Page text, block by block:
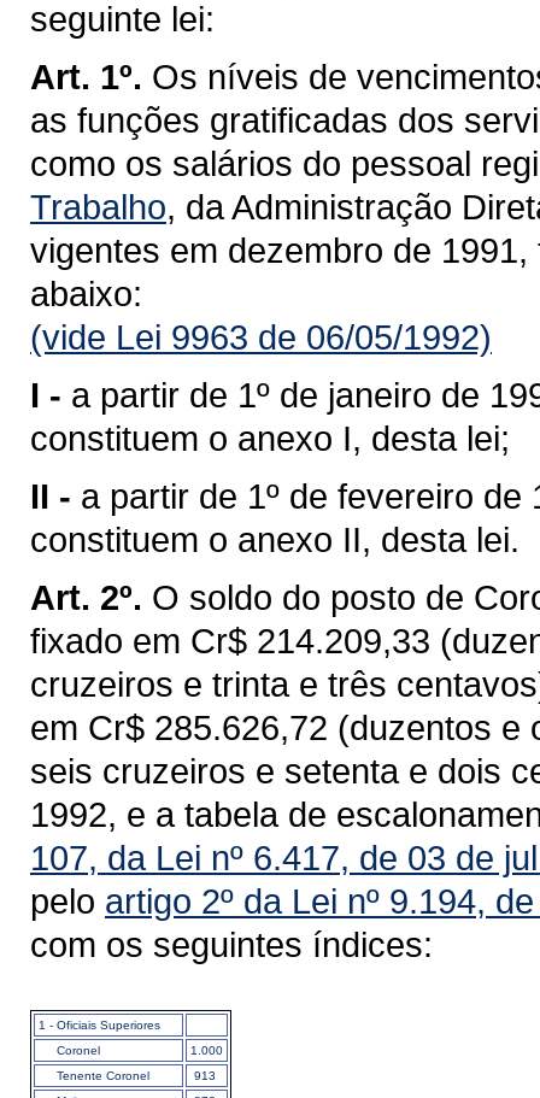
seguinte lei:
Art. 1º. Os níveis de
as funções gratificadas dos
como os salários do pessoal
Trabalho, da Administração
vigentes em dezembro de
abaixo:
(vide Lei 9963 de 06/05/1992)
I - a partir de 1º de janeiro de
constituem o anexo I, desta lei;
II - a partir de 1º de fevereiro
constituem o anexo II, desta lei.
Art. 2º. O soldo do posto de
fixado em Cr$ 214.209,33
cruzeiros e trinta e três
em Cr$ 285.626,72 (duzentos e
seis cruzeiros e setenta e dois
1992, e a tabela de
107, da Lei nº 6.417, de 03 de
pelo artigo 2º da Lei nº 9.194,
com os seguintes índices:
1 - Oficiais Superiores
Coronel
1.000
Tenente Coronel
913